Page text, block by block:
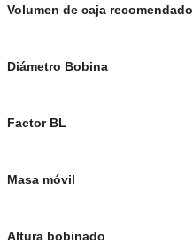
Volumen de caja recomendado
Diámetro Bobina
Factor BL
Masa móvil
Altura bobinado